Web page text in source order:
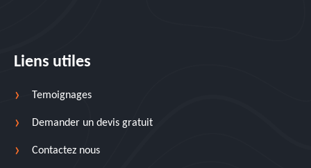
Liens utiles
Temoignages
Demander un devis gratuit
Contactez nous